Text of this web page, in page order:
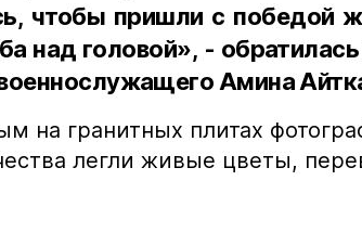
чтобы пришли с победой
над головой», -
Амина
на гранитных плитах
легли живые цветы,